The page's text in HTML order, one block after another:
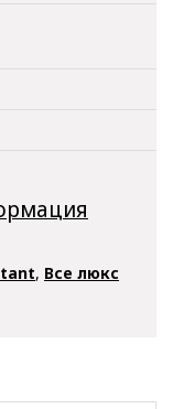
, Все люкс